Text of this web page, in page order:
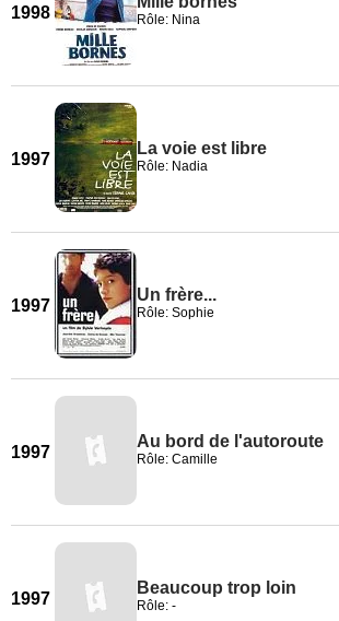
1998 Rôle: Nina
1997
La voie est libre
Rôle: Nadia
1997
Un frère...
Rôle: Sophie
1997
Au bord de l'autoroute
Rôle: Camille
1997
Beaucoup trop loin
Rôle: -